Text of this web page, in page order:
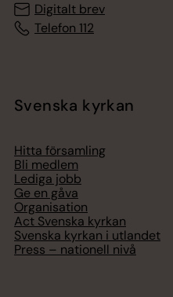
Digitalt brev
Telefon 112
Svenska kyrkan
Hitta församling
Bli medlem
Lediga jobb
Ge en gåva
Organisation
Act Svenska kyrkan
Svenska kyrkan i utlandet
Press – nationell nivå